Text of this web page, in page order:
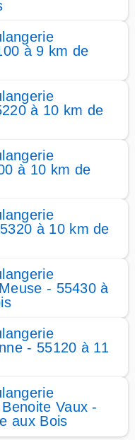
à 9 km de
à 10 km de
à 10 km de
à 10 km de
- 55430 à
- 55120 à 11
Vaux -
aux Bois